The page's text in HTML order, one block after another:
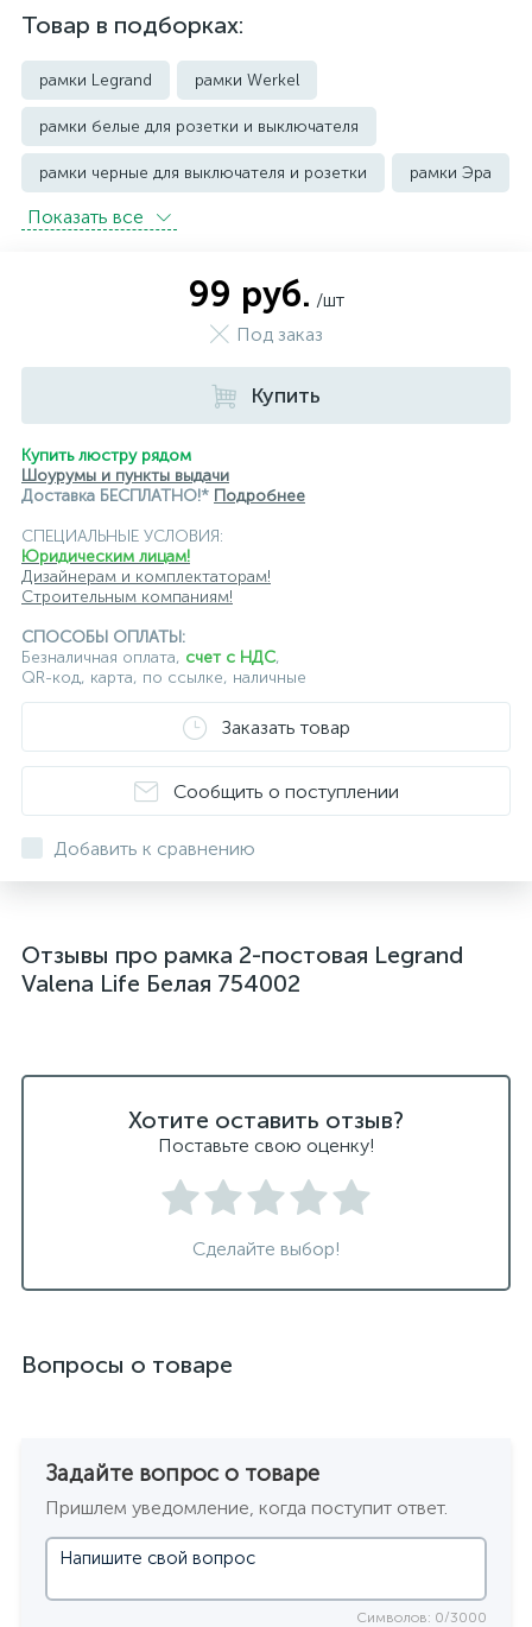
Товар в подборках:
рамки Legrand рамки Werkel
рамки белые для розетки и выключателя
рамки черные для выключателя и розетки рамки Эра
Показать всe
99 руб. /шт
Под заказ
Купить
Купить люстру рядом
Шоурумы и пункты выдачи
Доставка БЕСПЛАТНО!* Подробнее
СПЕЦИАЛЬНЫЕ УСЛОВИЯ:
Юридическим лицам!
Дизайнерам и комплектаторам!
Строительным компаниям!
СПОСОБЫ ОПЛАТЫ:
Безналичная оплата, счет с НДС,
QR-код, карта, по ссылке, наличные
Заказать товар
Сообщить о поступлении
Добавить к сравнению
Отзывы про рамка 2-постовая Legrand
Valena Life Белая 754002
Хотите оставить отзыв?
Поставьте свою оценку!
Сделайте выбор!
Вопросы о товаре
Задайте вопрос о товаре
Пришлем уведомление, когда поступит ответ.
Символов: 0/3000